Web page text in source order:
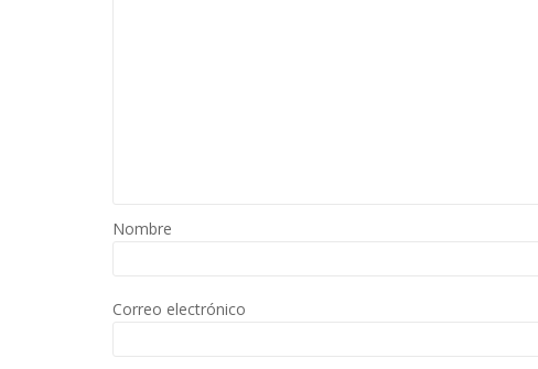
Nombre
Correo electrónico